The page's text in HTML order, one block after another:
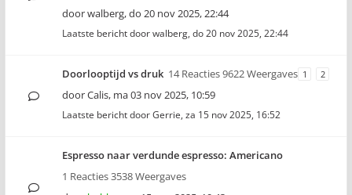
doorwalberg,do 20 nov 2025, 22:44
Laatste bericht doorwalberg, do 20 nov 2025, 22:44
Doorlooptijd vs druk 14 Reacties 9622 Weergaves 1 2
doorCalis, ma 03 nov 2025, 10:59
Laatste bericht doorGerrie, za 15 nov 2025, 16:52
Espresso naar verdunde espresso: Americano
1 Reacties 3538 Weergaves